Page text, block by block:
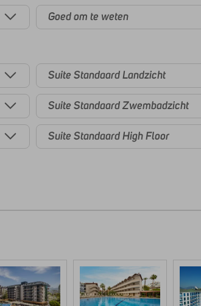
Goed om te weten
Suite Standaard Landzicht
Suite Standaard Zwembadzicht
Suite Standaard High Floor